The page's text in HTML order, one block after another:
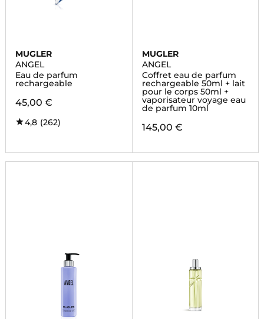
MUGLER
ANGEL
Eau de parfum
rechargeable
45,00 €
4,8 (262)
MUGLER
ANGEL
Coffret eau de parfum
rechargeable 50ml + lait
pour le corps 50ml +
vaporisateur voyage eau
de parfum 10ml
145,00 €